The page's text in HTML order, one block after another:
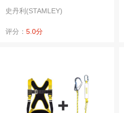
史丹利(STAMLEY)
评分： 5.0分